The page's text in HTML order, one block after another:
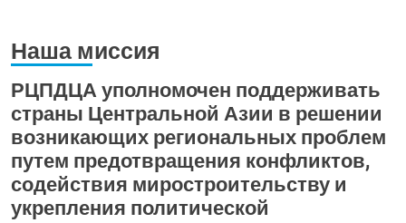
Наша миссия
РЦПДЦА уполномочен поддерживать
страны Центральной Азии в решении
возникающих региональных проблем
путем предотвращения конфликтов,
содействия миростроительству и
укрепления политической